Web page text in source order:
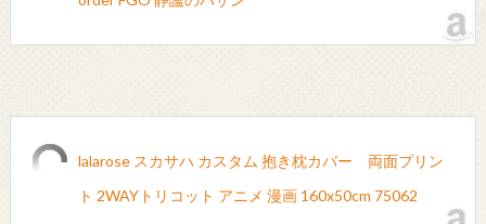
lalarose スカサハ カスタム 抱き枕カバー 両面プリン
ト 2WAYトリコット アニメ 漫画 160x50cm 75062